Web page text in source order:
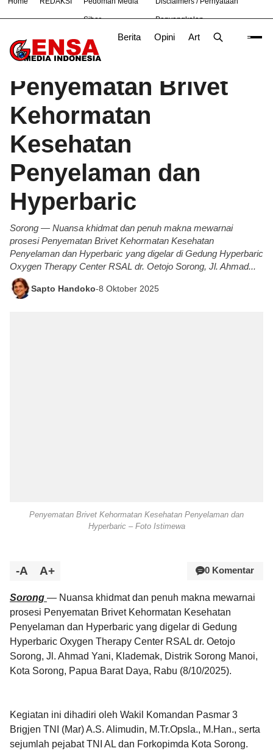
Siber Penyangkalan
Berita Opini Artikel
# Bandung Bekasi Nasional News Purwakarta
Beranda/Berita
Penyematan Brivet
Kehormatan
Kesehatan
Penyelaman dan
Hyperbaric
Sorong — Nuansa khidmat dan penuh makna mewarnai
prosesi Penyematan Brivet Kehormatan Kesehatan
Penyelaman dan Hyperbaric yang digelar di Gedung Hyperbaric
Oxygen Therapy Center RSAL dr. Oetojo Sorong, Jl. Ahmad...
Sapto Handoko-8 Oktober 2025
Penyematan Brivet Kehormatan Kesehatan Penyelaman dan
Hyperbaric – Foto Istimewa
-A A+ 0 Komentar
Sorong — Nuansa khidmat dan penuh makna mewarnai
prosesi Penyematan Brivet Kehormatan Kesehatan
Penyelaman dan Hyperbaric yang digelar di Gedung
Hyperbaric Oxygen Therapy Center RSAL dr. Oetojo
Sorong, Jl. Ahmad Yani, Klademak, Distrik Sorong Manoi,
Kota Sorong, Papua Barat Daya, Rabu (8/10/2025).
Kegiatan ini dihadiri oleh Wakil Komandan Pasmar 3
Brigjen TNI (Mar) A.S. Alimudin, M.Tr.Opsla., M.Han., serta
sejumlah pejabat TNI AL dan Forkopimda Kota Sorong.